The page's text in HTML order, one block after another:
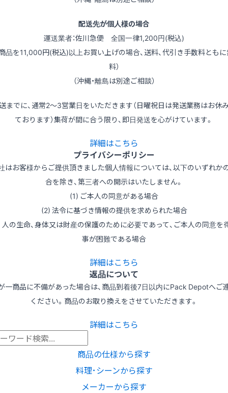
配送先が個人様の場合
運送業者：佐川急便 全国一律1,200円(税込)
品を11,000円(税込)以上お買い上げの場合、送料、代引き手数料とも
料）
（沖縄・離島は別途ご相談）
までに、通常2～3営業日をいただきます（日曜祝日は発送業務はお休
ております）集荷が間に合う限り、即日発送を心がけています。
詳細はこちら
プライバシーポリシー
はお客様からご提供頂きました個人情報については、以下のいずれか
合を除き、第三者への開示はいたしません。
(1) ご本人の同意がある場合
(2) 法令に基づき情報の提供を求められた場合
の生命、身体又は財産の保護のために必要であって、ご本人の同意を
事が困難である場合
詳細はこちら
返品について
一商品に不備があった場合は、商品到着後7日以内にPack Depotへご
ください。商品のお取り換えをさせていただきます。
詳細はこちら
商品の仕様から探す
料理･シーンから探す
メーカーから探す